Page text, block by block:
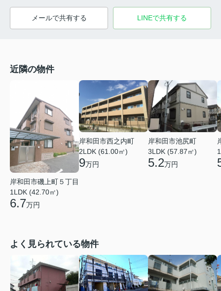
メールで共有する LINEで共有する
近隣の物件
岸和田市磯上町５丁目
1LDK (42.70㎡)
6.7万円
岸和田市西之内町
2LDK (61.00㎡)
9万円
岸和田市池尻町
3LDK (57.87㎡)
5.2万円
よく見られている物件